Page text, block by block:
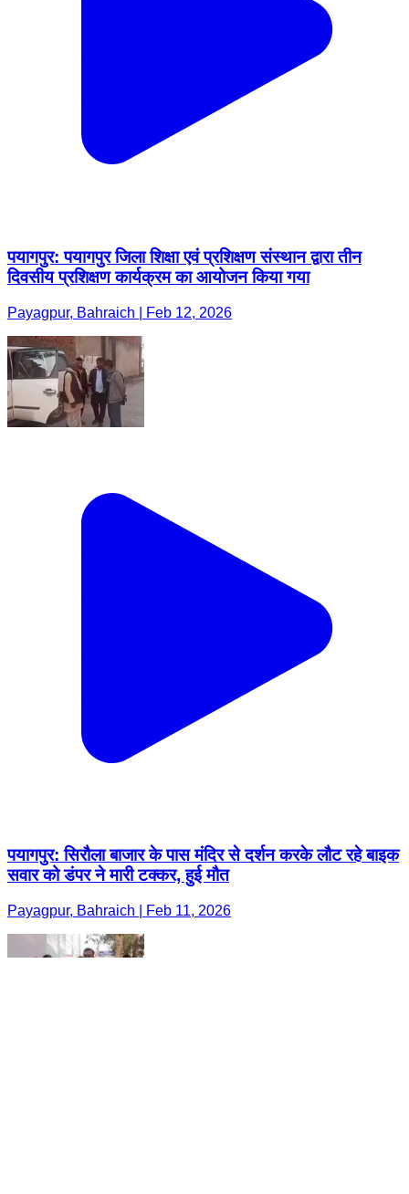
पयागपुर: पयागपुर जिला शिक्षा एवं प्रशिक्षण संस्थान द्वारा तीन
दिवसीय प्रशिक्षण कार्यक्रम का आयोजन किया गया
Payagpur, Bahraich | Feb 12, 2026
पयागपुर: सिरौला बाजार के पास मंदिर से दर्शन करके लौट रहे बाइक
सवार को डंपर ने मारी टक्कर, हुई मौत
Payagpur, Bahraich | Feb 11, 2026